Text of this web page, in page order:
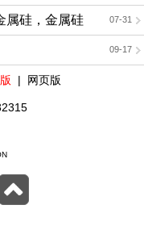
07-31
属硅，金属硅
09-17
| 网页版